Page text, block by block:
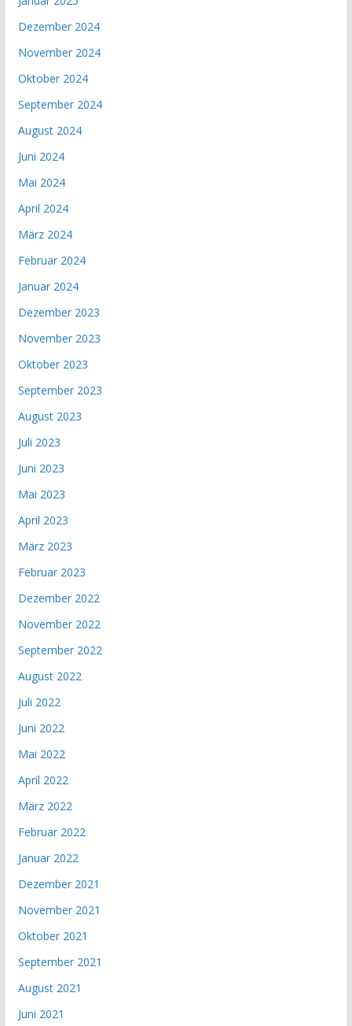
Dezember 2024
November 2024
Oktober 2024
September 2024
August 2024
Juni 2024
Mai 2024
April 2024
März 2024
Februar 2024
Januar 2024
Dezember 2023
November 2023
Oktober 2023
September 2023
August 2023
Juli 2023
Juni 2023
Mai 2023
April 2023
März 2023
Februar 2023
Dezember 2022
November 2022
September 2022
August 2022
Juli 2022
Juni 2022
Mai 2022
April 2022
März 2022
Februar 2022
Januar 2022
Dezember 2021
November 2021
Oktober 2021
September 2021
August 2021
Juni 2021